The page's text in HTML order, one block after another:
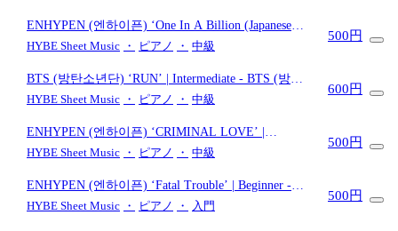
ENHYPEN (엔하이픈) ‘One In A Billion (Japanese
Ver.)’ | Intermediate - ENHYPEN (엔하이픈)
HYBE Sheet Music ・ ピアノ ・ 中級
500円
BTS (방탄소년단) ‘RUN’ | Intermediate - BTS (방탄
소년단)
HYBE Sheet Music ・ ピアノ ・ 中級
600円
ENHYPEN (엔하이픈) ‘CRIMINAL LOVE’ |
Intermediate- ENHYPEN (엔하이픈)
HYBE Sheet Music ・ ピアノ ・ 中級
500円
ENHYPEN (엔하이픈) ‘Fatal Trouble’ | Beginner -
ENHYPEN (엔하이픈)
HYBE Sheet Music ・ ピアノ ・ 入門
500円